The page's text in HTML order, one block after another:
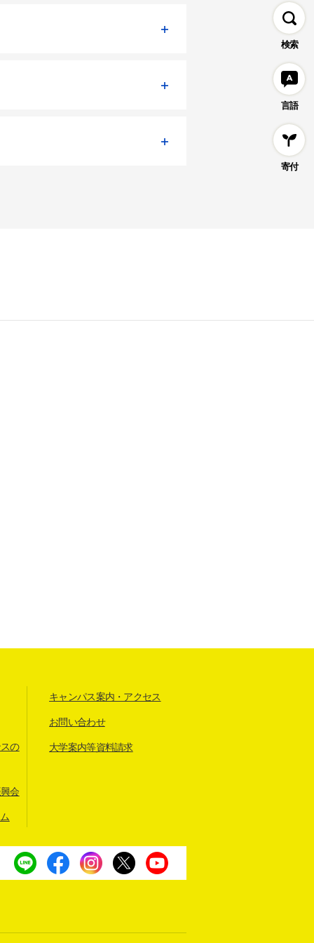
検索
言語
寄付
の
会
キャンパス案内・アクセス
お問い合わせ
大学案内等資料請求